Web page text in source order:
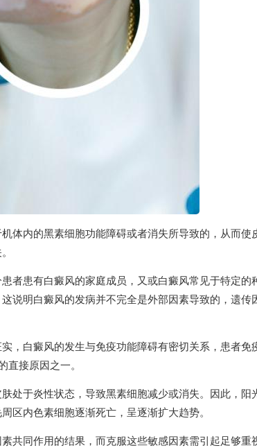
体内的黑素细胞功能障碍或者消失所导致的，从而使
者患有白癜风的家庭成员，又或白癜风常见于特定的
说明白癜风的发病并不完全是外部因素导致的，遗传
，白癜风的发生与免疫功能障碍有密切关系，患者免
直接原因之一。
处于炎性状态，导致黑素细胞减少或消失。因此，阳
区内色素细胞逐渐死亡，呈逐渐扩大趋势。
共同作用的结果，而克服这些敏感因素需引起足够重